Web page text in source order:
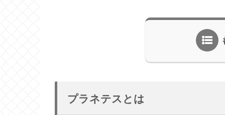
プラネテスとは